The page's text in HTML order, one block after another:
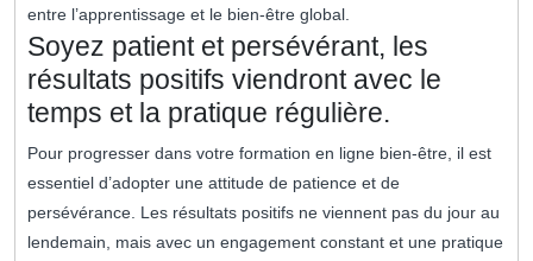
entre l’apprentissage et le bien-être global.
Soyez patient et persévérant, les
résultats positifs viendront avec le
temps et la pratique régulière.
Pour progresser dans votre formation en ligne bien-être, il est
essentiel d’adopter une attitude de patience et de
persévérance. Les résultats positifs ne viennent pas du jour au
lendemain, mais avec un engagement constant et une pratique